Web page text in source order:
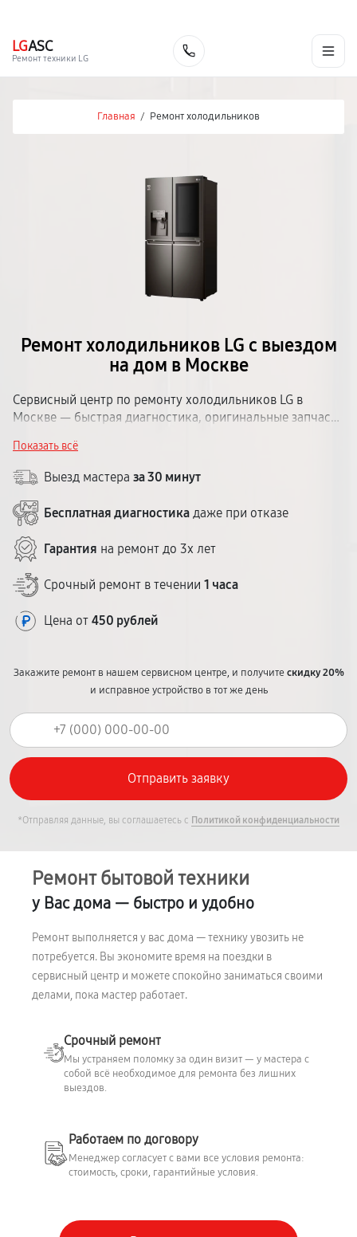
LGASC
Ремонт техники LG
Главная / Ремонт холодильников
Ремонт холодильников LG с выездом
на дом в Москве
Сервисный центр по ремонту холодильников LG в
Москве — быстрая диагностика, оригинальные запчасти
вам в день обращения. Работаем без выходных,
стоимость озвучим до начала ремонта.
Показать всё
Выезд мастера за 30 минут
Бесплатная диагностика даже при отказе
Гарантия на ремонт до 3х лет
Срочный ремонт в течении 1 часа
Цена от 450 рублей
Закажите ремонт в нашем сервисном центре, и получитескидку 20%
и исправное устройство в тот же день
*Отправляя данные, вы соглашаетесь с Политикой конфиденциальности
Ремонт бытовой техники
у Вас дома — быстро и удобно
Ремонт выполняется у вас дома — технику увозить не
потребуется. Вы экономите время на поездки в
сервисный центр и можете спокойно заниматься своими
делами, пока мастер работает.
Срочный ремонт
Мы устраняем поломку за один визит — у мастера с
собой всё необходимое для ремонта без лишних
выездов.
Работаем по договору
Менеджер согласует с вами все условия ремонта:
стоимость, сроки, гарантийные условия.